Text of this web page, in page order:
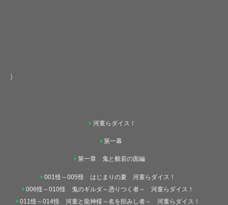
）
河童らダイス！
第一幕
第一章 鬼と般若の面編
001怪～005怪 はじまりの夏 河童らダイス！
006怪～010怪 鬼のギルダ～憑りつく者～ 河童らダイス！
011怪～014怪 河童と龍神様～名を拒みし者～ 河童らダイス！